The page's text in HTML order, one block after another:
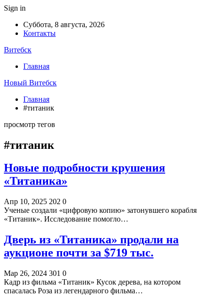
Sign in
Суббота, 8 августа, 2026
Контакты
Витебск
Главная
Новый Витебск
Главная
#титаник
просмотр тегов
#титаник
Новые подробности крушения
«Титаника»
Апр 10, 2025 202 0
Ученые создали «цифровую копию» затонувшего корабля
«Титаник». Исследование помогло…
Дверь из «Титаника» продали на
аукционе почти за $719 тыс.
Мар 26, 2024 301 0
Кадр из фильма «Титаник» Кусок дерева, на котором
спасалась Роза из легендарного фильма…